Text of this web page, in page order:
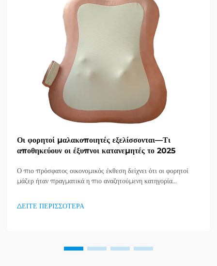
Οι φορητοί μαλακοποιητές εξελίσσονται—Τι
αποθηκεύουν οι έξυπνοι κατανεμητές το 2025
Ο πιο πρόσφατος οικονομικός έκθεση δείχνει ότι οι φορητοί
μάζερ ήταν πραγματικά η πιο αναζητούμενη κατηγορία
διανομείς το έχουν ήδη κατανοήσει...
ΔΕΙΤΕ ΠΕΡΙΣΣΟΤΕΡΑ